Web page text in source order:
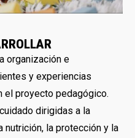
organización e
y experiencias
el proyecto pedagógico.
dirigidas a la
nutrición, la protección y la